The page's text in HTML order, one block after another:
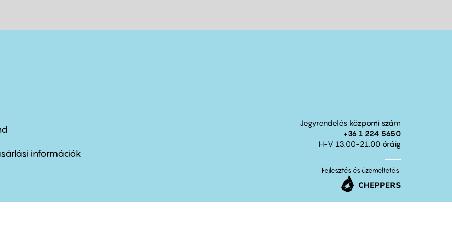
információk
Jegyrendelés központi szám
+36 1 224 5650
H-V 13.00-21.00 óráig
Fejlesztés és üzemeltetés: